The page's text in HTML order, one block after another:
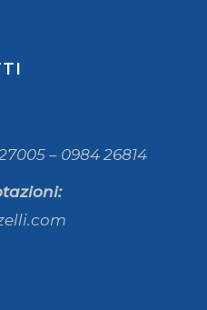
– 0984 26814